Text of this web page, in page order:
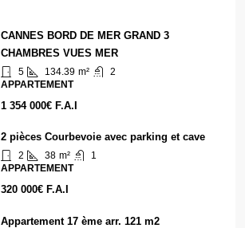
CANNES BORD DE MER GRAND 3
CHAMBRES VUES MER
5 134.39 m²
2
APPARTEMENT
1 354 000€ F.A.I
2 pièces Courbevoie avec parking et cave
2 38 m²
1
APPARTEMENT
320 000€ F.A.I
Appartement 17 ème arr. 121 m2